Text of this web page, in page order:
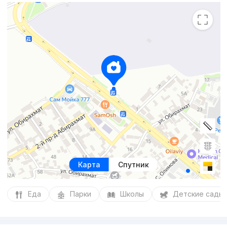
Карта Спутник
Еда Парки Школы Детские сады